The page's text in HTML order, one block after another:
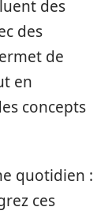
des
des
de
en
concepts
quotidien :
ces